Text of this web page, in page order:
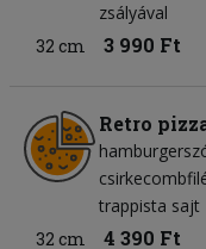
zsályával
32 cm
3 990 Ft
Retro
trappista sajt
32 cm
4 390 Ft